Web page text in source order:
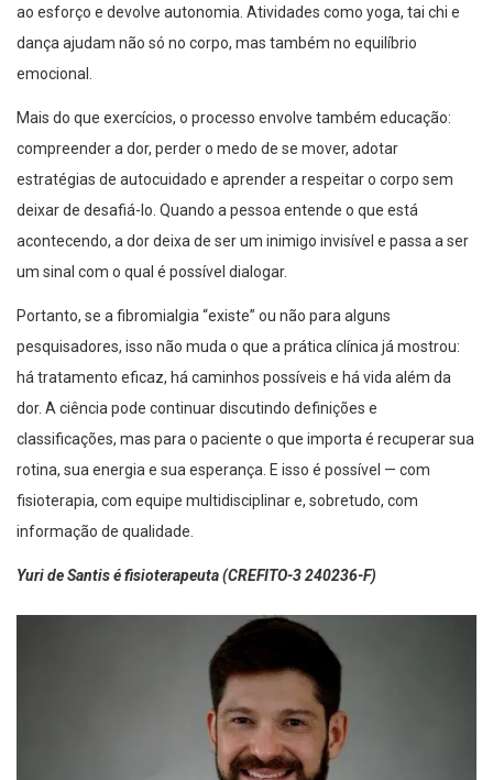
ao esforço e devolve autonomia. Atividades como yoga, tai chi e
dança ajudam não só no corpo, mas também no equilíbrio
emocional.
Mais do que exercícios, o processo envolve também educação:
compreender a dor, perder o medo de se mover, adotar
estratégias de autocuidado e aprender a respeitar o corpo sem
deixar de desafiá-lo. Quando a pessoa entende o que está
acontecendo, a dor deixa de ser um inimigo invisível e passa a ser
um sinal com o qual é possível dialogar.
Portanto, se a fibromialgia “existe” ou não para alguns
pesquisadores, isso não muda o que a prática clínica já mostrou:
há tratamento eficaz, há caminhos possíveis e há vida além da
dor. A ciência pode continuar discutindo definições e
classificações, mas para o paciente o que importa é recuperar sua
rotina, sua energia e sua esperança. E isso é possível — com
fisioterapia, com equipe multidisciplinar e, sobretudo, com
informação de qualidade.
Yuri de Santis é fisioterapeuta (CREFITO-3 240236-F)